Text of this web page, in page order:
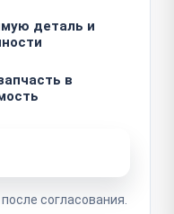
деталь и
в
согласования.